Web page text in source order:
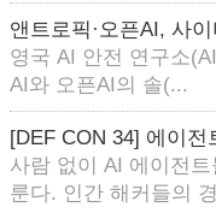
앤트로픽·오픈AI, 사
영국 AI 안전 연구소
AI와 오픈AI의 솔(...
[DEF CON 34] 에이
사람 없이 AI 에이전
룬다. 인간 해커들의